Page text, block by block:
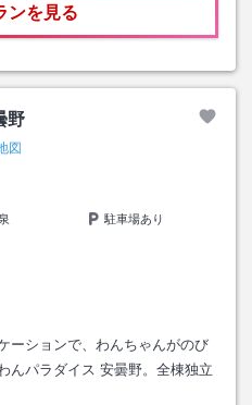
ンを見る
野
図
駐車場あり
ーションで、わんちゃんがのび
んパラダイス 安曇野。全棟独立